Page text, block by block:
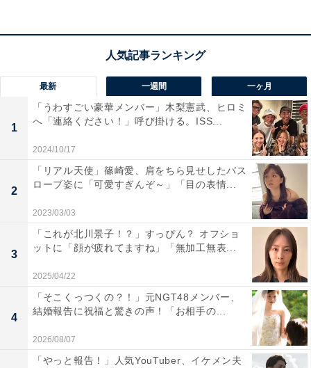
最新 一週間 一ヶ月
1
「うわすごい豪華メンバー」木梨憲武、ヒロミ
へ「連絡ください！」呼び掛ける。ISS...
2024/10/17
2
「リアル天使」篠崎愛、肩をちら見せしたバス
ローブ姿に「可愛すぎんぞ～」「目の表情...
2023/03/03
3
「これが北川景子！？」すっぴん？ オフショ
ットに「顔が疲れてますね」「無加工無表...
2025/04/22
4
「そこくっつくの？！」元NGT48メンバー、
結婚報告に祝福と驚きの声！「お相手の...
2026/08/07
「やっと報告！」人気YouTuber、イケメン夫